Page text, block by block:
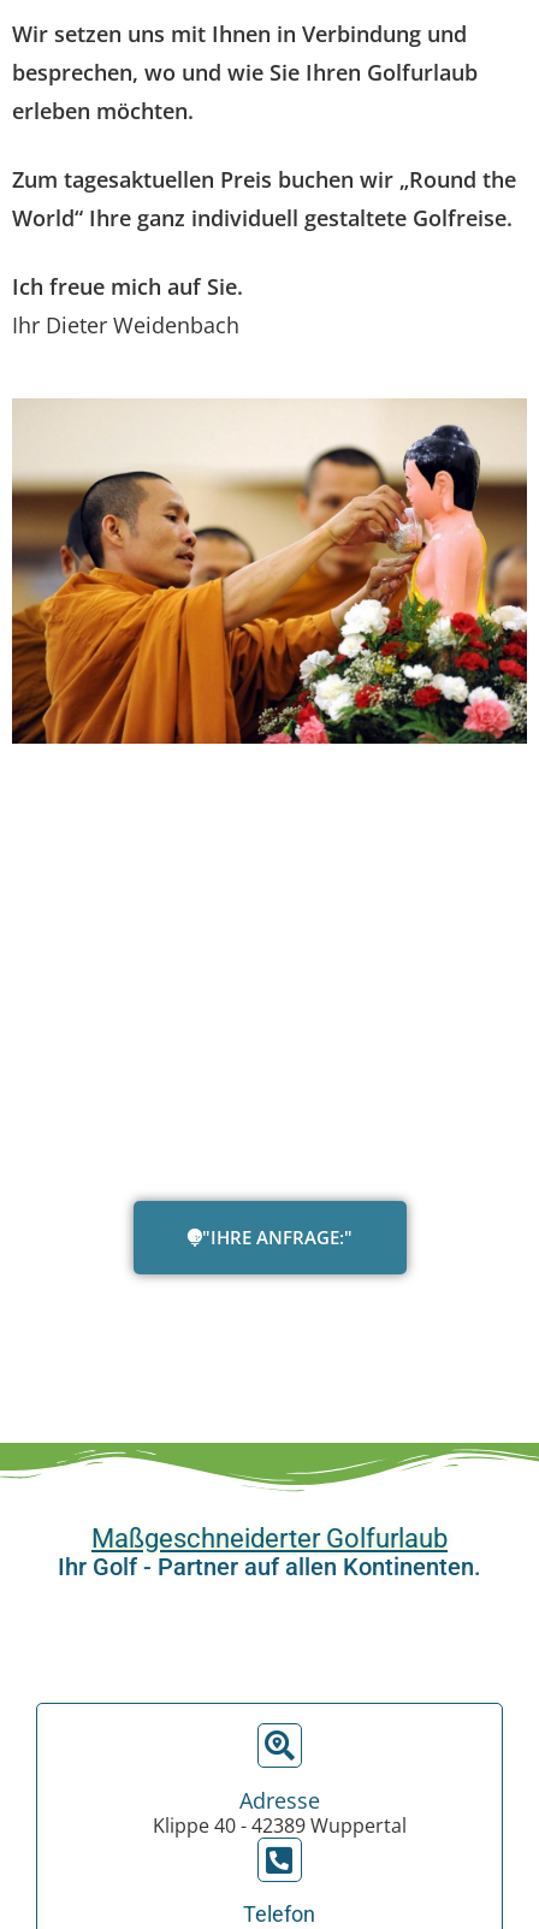
Wir setzen uns mit Ihnen in Verbindung und
besprechen, wo und wie Sie Ihren Golfurlaub
erleben möchten.
Zum tagesaktuellen Preis buchen wir „Round the
World“ Ihre ganz individuell gestaltete Golfreise.
Ich freue mich auf Sie.
Ihr Dieter Weidenbach
"IHRE ANFRAGE:"
Maßgeschneiderter Golfurlaub
Ihr Golf - Partner auf allen Kontinenten.
Adresse
Klippe 40 - 42389 Wuppertal
Telefon